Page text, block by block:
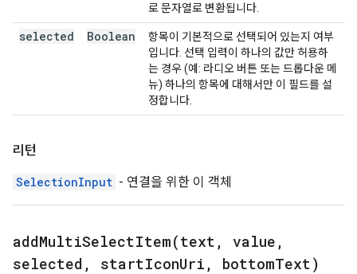
로 문자열로 변환됩니다.
selected Boolean
항목이 기본적으로 선택되어 있는지 여부
입니다. 선택 입력이 하나의 값만 허용하
는 경우 (예: 라디오 버튼 또는 드롭다운 메
뉴) 하나의 항목에 대해서만 이 필드를 설
정합니다.
리턴
SelectionInput - 연결을 위한 이 객체
addMultiSelectItem(text , value ,
selected , startIconUri , bottomText)